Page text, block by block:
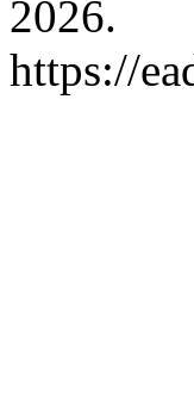
2026.
https://